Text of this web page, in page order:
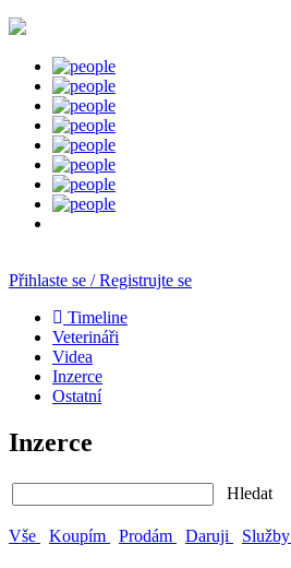
Přihlaste se / Registrujte se
Timeline
Veterináři
Videa
Inzerce
Ostatní
Inzerce
Hledat
Vše Koupím Prodám Daruji Služby